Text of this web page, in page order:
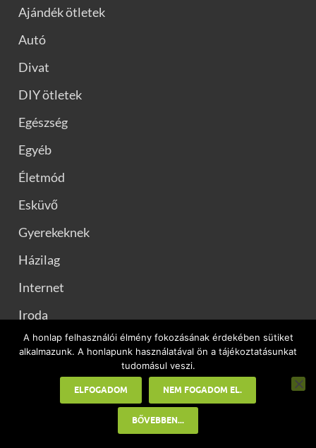
Ajándék ötletek
Autó
Divat
DIY ötletek
Egészség
Egyéb
Életmód
Esküvő
Gyerekeknek
Házilag
Internet
Iroda
Kert
Konyhai praktikák
A honlap felhasználói élmény fokozásának érdekében sütiket
alkalmazunk. A honlapunk használatával ön a tájékoztatásunkat
tudomásul veszi.
ELFOGADOM NEM FOGADOM EL.
BŐVEBBEN...